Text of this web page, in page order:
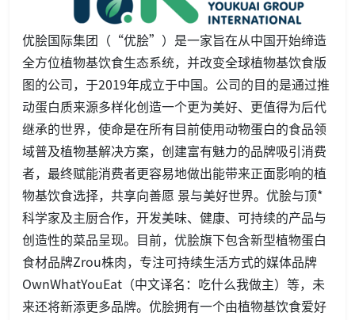
优脍国际集团（“优脍”）是一家旨在从中国开始缔造
全方位植物基饮食生态系统，并改变全球植物基饮食版
图的公司，于2019年成立于中国。公司的目的是通过推
动蛋白质来源多样化创造一个更为美好、更值得为后代
继承的世界，使命是在所有目前使用动物蛋白的食品领
域普及植物基解决方案，创建富有魅力的品牌吸引消费
者，最终赋能消费者更容易地做出能带来正面影响的植
物基饮食选择，共享向善愿 景与美好世界。优脍与顶*
科学家及主厨合作，开发美味、健康、可持续的产品与
创造性的菜品呈现。目前，优脍旗下包含新型植物蛋白
食材品牌Zrou株肉，专注可持续生活方式的媒体品牌
OwnWhatYouEat（中文译名：吃什么我做主）等，未
来还将新添更多品牌。优脍拥有一个由植物基饮食爱好